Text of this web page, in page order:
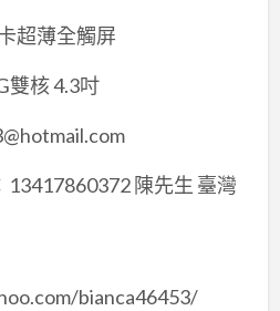
超薄全觸屏
雙核 4.3吋
陳先生 臺灣
bianca46453/